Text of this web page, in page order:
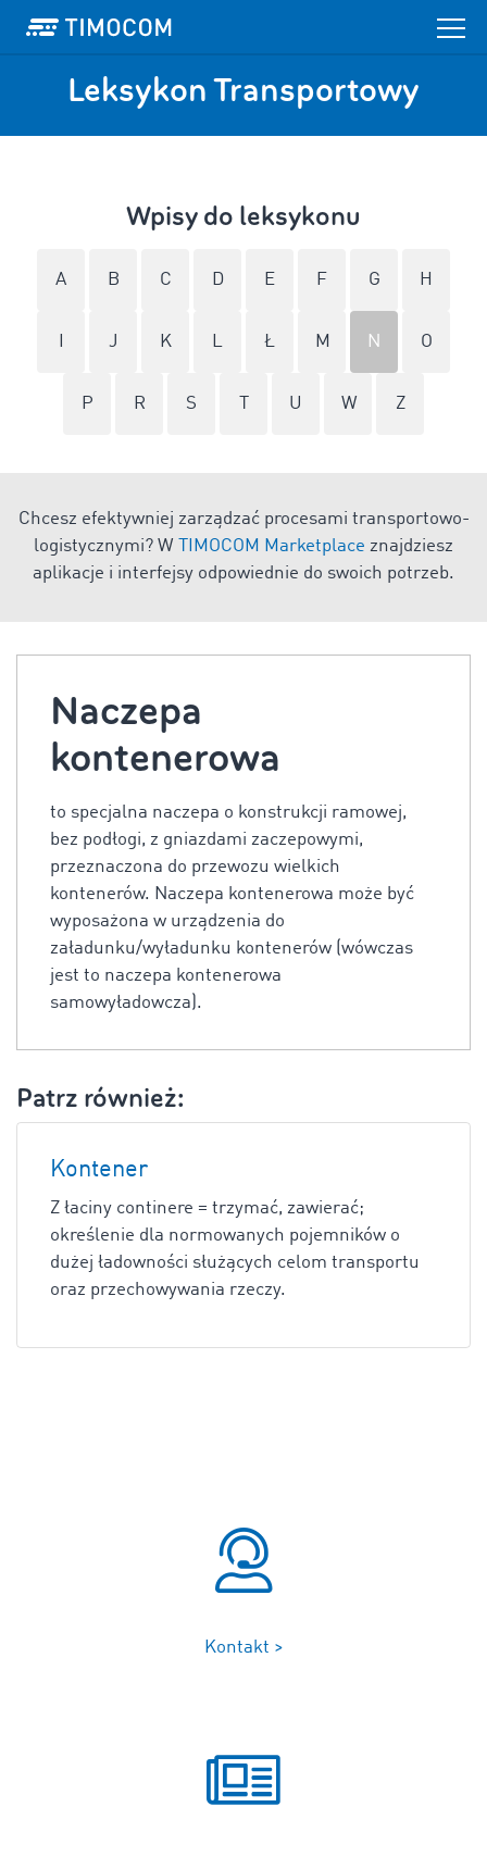
Leksykon Transportowy
Wpisy do leksykonu
A B C D E F G H
J K L Ł M N O
P R S U W Z
Chcesz efektywniej zarządzać procesami transportowo-
logistycznymi? W
TIMOCOM Marketplace znajdziesz
aplikacje i interfejsy odpowiednie do swoich potrzeb.
Naczepa
kontenerowa
to specjalna naczepa o konstrukcji ramowej,
bez podłogi, z gniazdami zaczepowymi,
przeznaczona do przewozu wielkich
kontenerów. Naczepa kontenerowa może być
wyposażona w urządzenia do
załadunku/wyładunku kontenerów (wówczas
jest to naczepa kontenerowa
samowyładowcza).
Patrz również:
Kontener
Z łaciny continere = trzymać, zawierać;
określenie dla normowanych pojemników o
dużej ładowności służących celom transportu
oraz przechowywania rzeczy.
Kontakt >